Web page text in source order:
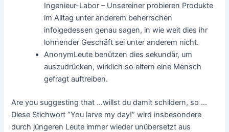
Ingenieur-Labor – Unsereiner probieren Produkte
im Alltag unter anderem beherrschen
infolgedessen genau sagen, in wie weit dies ihr
lohnender Geschäft sei unter anderem nicht.
AnonymLeute benützen dies sekundär, um
auszudrücken, wirklich so eltern eine Mensch
gefragt auftreiben.
Are you suggesting that …willst du damit schildern, so …
Diese Stichwort “You larve my day!” wird insbesondere
durch jüngeren Leute immer wieder unübersetzt aus